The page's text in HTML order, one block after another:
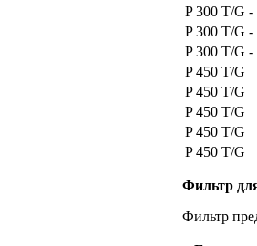
P 300 T/G -
P 300 T/G -
P 300 T/G -
P 450 T/G
P 450 T/G
P 450 T/G
P 450 T/G
P 450 T/G
Фильтр
Фильтр